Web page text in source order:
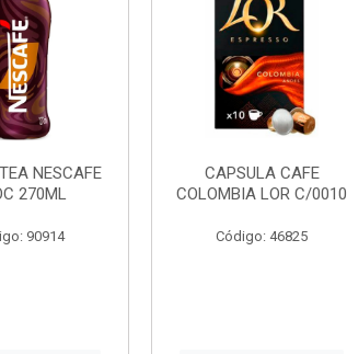
NESCAFE
270ML
90914
CAPSULA CAFE
COLOMBIA LOR C/0010
Código: 46825